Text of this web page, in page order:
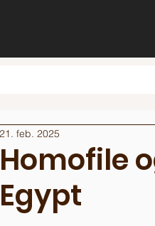
Homofile
Egypt
21. feb. 2025